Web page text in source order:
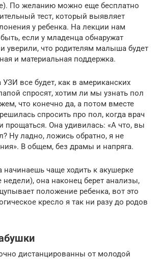
По желанию можно еще бесплатно
тест, который выявляет
у ребенка. На лекции нам
если у младенца обнаружат
уверили, что родителям малыша будет
и материальная поддержка.
УЗИ все будет, как в американских
спросят, хотим ли мы узнать пол
что конечно да, а потом вместе
спросить про пол, когда врач
прощаться. Она удивилась: «А что, вы
Ну ладно, ложись обратно, я не
В общем, без драмы и напряга.
начинаешь чаще ходить к акушерке
недели), она наконец берет анализы,
положение ребенка, вот это
кресло я так ни разу до родов
дистанцированны от молодой